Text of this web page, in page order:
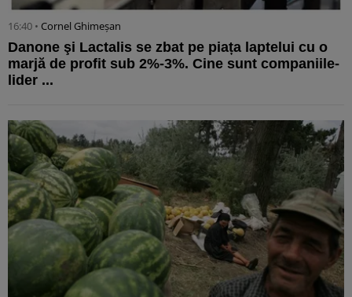
16:40 • Cornel Ghimeșan
Danone şi Lactalis se zbat pe piața laptelui cu o
marjă de profit sub 2%-3%. Cine sunt companiile-
lider ...